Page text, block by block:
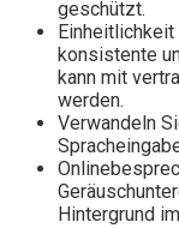
geschützt.
konsistente
kann mit
werden.
Verwandeln
Hintergrund